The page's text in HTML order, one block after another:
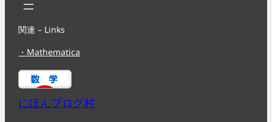
関連 – Links
・Mathematica
にほんブログ村